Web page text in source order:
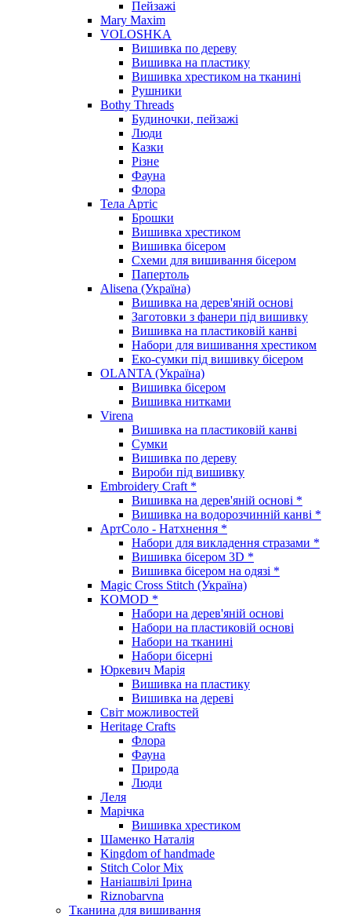
Пейзажі
Mary Maxim
VOLOSHKA
Вишивка по дереву
Вишивка на пластику
Вишивка хрестиком на тканині
Рушники
Bothy Threads
Будиночки, пейзажі
Люди
Казки
Різне
Фауна
Флора
Тела Артіс
Брошки
Вишивка хрестиком
Вишивка бісером
Схеми для вишивання бісером
Папертоль
Alisena (Україна)
Вишивка на дерев'яній основі
Заготовки з фанери під вишивку
Вишивка на пластиковій канві
Набори для вишивання хрестиком
Еко-сумки під вишивку бісером
OLANTA (Україна)
Вишивка бісером
Вишивка нитками
Virena
Вишивка на пластиковій канві
Сумки
Вишивка по дереву
Вироби під вишивку
Embroidery Craft *
Вишивка на дерев'яній основі *
Вишивка на водорозчинній канві *
АртСоло - Натхнення *
Набори для викладення стразами *
Вишивка бісером 3D *
Вишивка бісером на одязі *
Magic Cross Stitch (Україна)
KOMOD *
Набори на дерев'яній основі
Набори на пластиковій основі
Набори на тканині
Набори бісерні
Юркевич Марія
Вишивка на пластику
Вишивка на дереві
Світ можливостей
Heritage Crafts
Флора
Фауна
Природа
Люди
Леля
Марічка
Вишивка хрестиком
Шаменко Наталія
Kingdom of handmade
Stitch Color Mix
Наніашвілі Ірина
Riznobarvna
Тканина для вишивання